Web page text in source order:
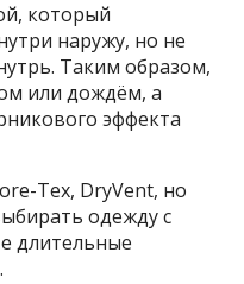
который
наружу, но не
Таким образом,
или дождём, а
эффекта
Tex, DryVent, но
одежду с
длительные